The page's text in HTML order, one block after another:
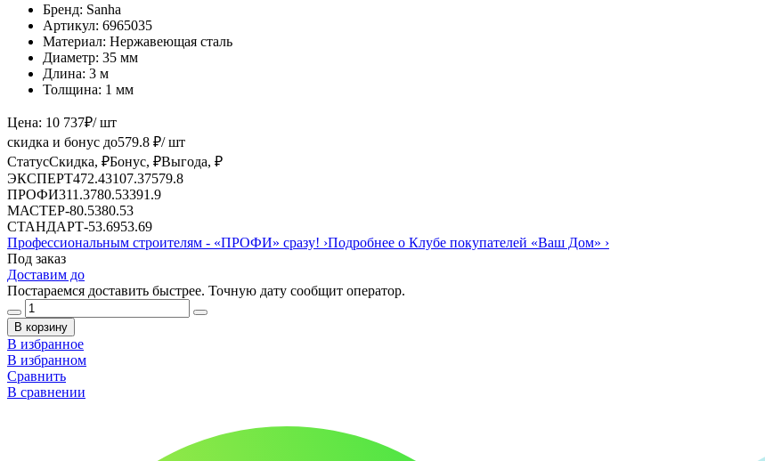
Бренд: Sanha
Артикул: 6965035
Материал: Нержавеющая сталь
Диаметр: 35 мм
Длина: 3 м
Толщина: 1 мм
Цена: 10 737₽/ шт
скидка и бонус до579.8 ₽/ шт
СтатусСкидка, ₽Бонус, ₽Выгода, ₽
ЭКСПЕРТ472.43107.37579.8
ПРОФИ311.3780.53391.9
МАСТЕР-80.5380.53
СТАНДАРТ-53.6953.69
Профессиональным строителям - «ПРОФИ» сразу! ›Подробнее о Клубе покупателей «Ваш Дом» ›
Под заказ
Доставим до
Постараемся доставить быстрее. Точную дату сообщит оператор.
В корзину
В избранное
В избранном
Сравнить
В сравнении